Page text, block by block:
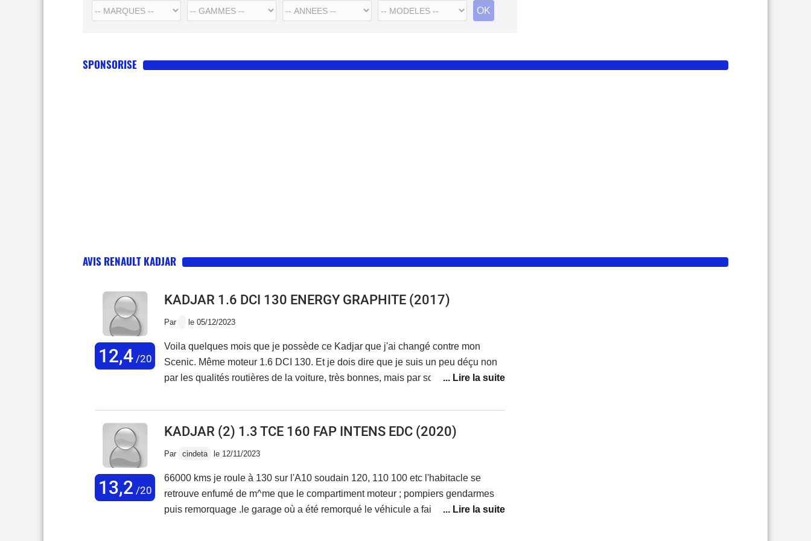
SPONSORISE
AVIS RENAULT KADJAR
12,4/20
KADJAR 1.6 DCI 130 ENERGY GRAPHITE (2017)
Par le 05/12/2023
Voila quelques mois que je possède ce Kadjar que j'ai changé contre mon
Scenic. Même moteur 1.6 DCI 130. Et je dois dire que je suis un peu déçu non
par les qualités routières de la voiture, très bonnes, mais par son ergonomie et
un petit coffrage en coffre, dans le Kadjar rien ! Impossible même de ranger des
outils ou des tendeurs! Il faut se contenter du vide poche, de la console centrale
plus petite que celle du Scenic et des petits rangements des portières. Bref
quedal ! J'ai donc acheter du kit pour mettre mes babioles, mes cartes, mon
portable, etc. Je dois dire que mon fils qui a un Touran a beaucoup plus de
possibilités de rangements. Comme tous ceux d'ailleurs qui ont des allemandes
ou des italiennes ! J'ajoute qu'il faut se contorsionner pour attraper sa ceinture
13,2 /20
KADJAR (2) 1.3 TCE 160 FAP INTENS EDC (2020)
Par cindeta le 12/11/2023
66000 kms je roule à 130 sur l'A10 soudain 120, 110 100 etc l'habitacle se
retrouve enfumé de m^me que le compartiment moteur ; pompiers gendarmes
puis remorquage .le garage où a été remorqué le véhicule a fait un diagnostic